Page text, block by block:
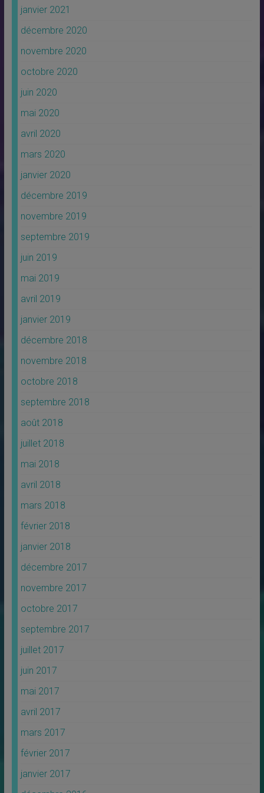
janvier 2021
décembre 2020
novembre 2020
octobre 2020
juin 2020
mai 2020
avril 2020
mars 2020
janvier 2020
décembre 2019
novembre 2019
septembre 2019
juin 2019
mai 2019
avril 2019
janvier 2019
décembre 2018
novembre 2018
octobre 2018
septembre 2018
août 2018
juillet 2018
mai 2018
avril 2018
mars 2018
février 2018
janvier 2018
décembre 2017
novembre 2017
octobre 2017
septembre 2017
juillet 2017
juin 2017
mai 2017
avril 2017
mars 2017
février 2017
janvier 2017